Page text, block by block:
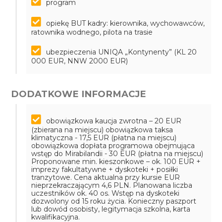
program
opiekę BUT kadry: kierownika, wychowawców,
ratownika wodnego, pilota na trasie
ubezpieczenia UNIQA „Kontynenty” (KL 20
000 EUR, NNW 2000 EUR)
DODATKOWE INFORMACJE
obowiązkowa kaucja zwrotna – 20 EUR
(zbierana na miejscu) obowiązkowa taksa
klimatyczna - 17,5 EUR (płatna na miejscu)
obowiązkowa dopłata programowa obejmująca
wstęp do Mirabilandii - 30 EUR (płatna na miejscu)
Proponowane min. kieszonkowe – ok. 100 EUR +
imprezy fakultatywne + dyskoteki + posiłki
tranzytowe. Cena aktualna przy kursie EUR
nieprzekraczającym 4,6 PLN. Planowana liczba
uczestników ok. 40 os. Wstęp na dyskoteki
dozwolony od 15 roku życia. Konieczny paszport
lub dowód osobisty, legitymacja szkolna, karta
kwalifikacyjna.